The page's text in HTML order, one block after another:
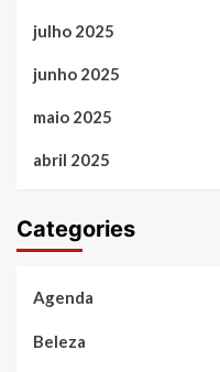
julho 2025
junho 2025
maio 2025
abril 2025
Categories
Agenda
Beleza